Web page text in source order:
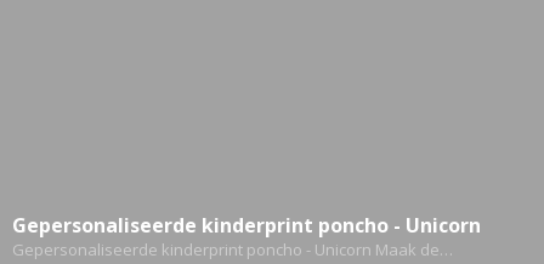
Gepersonaliseerde kinderprint poncho - Unicorn
Gepersonaliseerde kinderprint poncho - Unicorn Maak de…